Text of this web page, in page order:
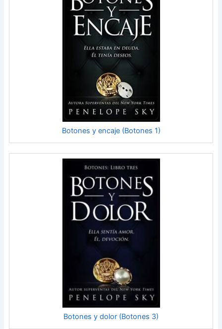
Botones y encaje (Botones 1)
Botones y dolor (Botones 3)